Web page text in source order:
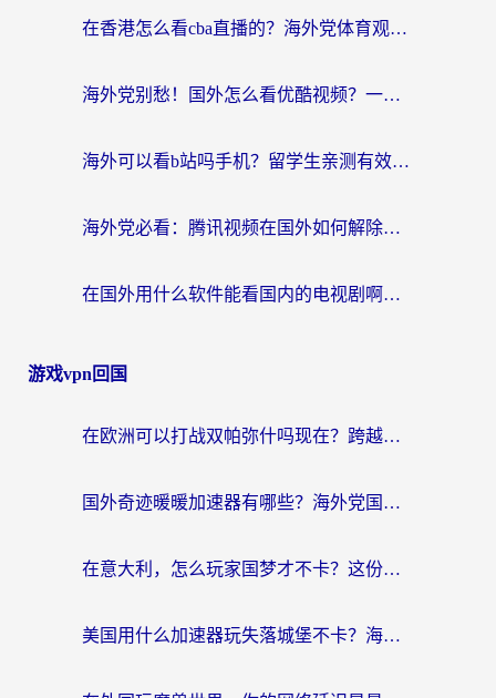
在香港怎么看cba直播的？海外党体育观赛终极指南：告别版权限制，畅享中文解说
海外党别愁！国外怎么看优酷视频？一招解决追剧、看直播难题
海外可以看b站吗手机？留学生亲测有效的回国加速指南
海外党必看：腾讯视频在国外如何解除地域限制？附优酷咪咕使用指南
在国外用什么软件能看国内的电视剧啊？留学生亲测有效的回国加速方案
游戏vpn回国
在欧洲可以打战双帕弥什吗现在？跨越延迟墙的实战指南
国外奇迹暖暖加速器有哪些？海外党国服游戏畅玩终极指南（附亲测推荐）
在意大利，怎么玩家国梦才不卡？这份终极加速指南请收好
美国用什么加速器玩失落城堡不卡？海外党亲测有效的国服游戏加速指南